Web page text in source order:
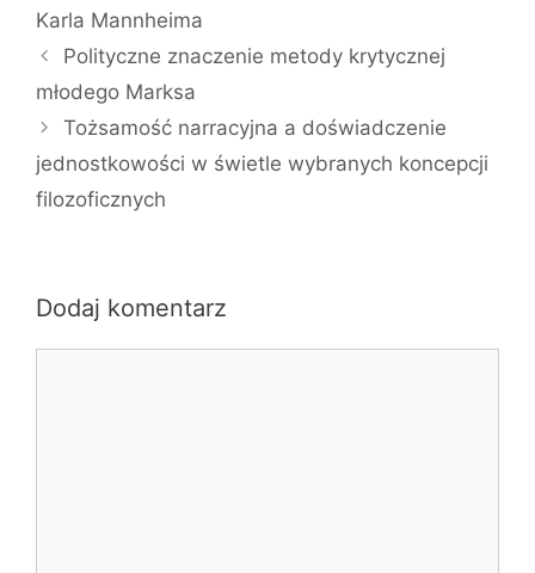
Karla Mannheima
Polityczne znaczenie metody krytycznej
młodego Marksa
Tożsamość narracyjna a doświadczenie
jednostkowości w świetle wybranych koncepcji
filozoficznych
Dodaj komentarz